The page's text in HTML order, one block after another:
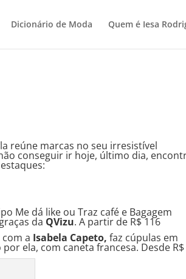
Dicionário de Moda Quem é Iesa
reúne marcas no seu irresistível
conseguir ir hoje, último dia,
Me dá like ou Traz café e Bagagem
da QVizu. A partir de R$ 116
a Isabela Capeto, faz cúpulas em
ela, com caneta francesa. Desde R$